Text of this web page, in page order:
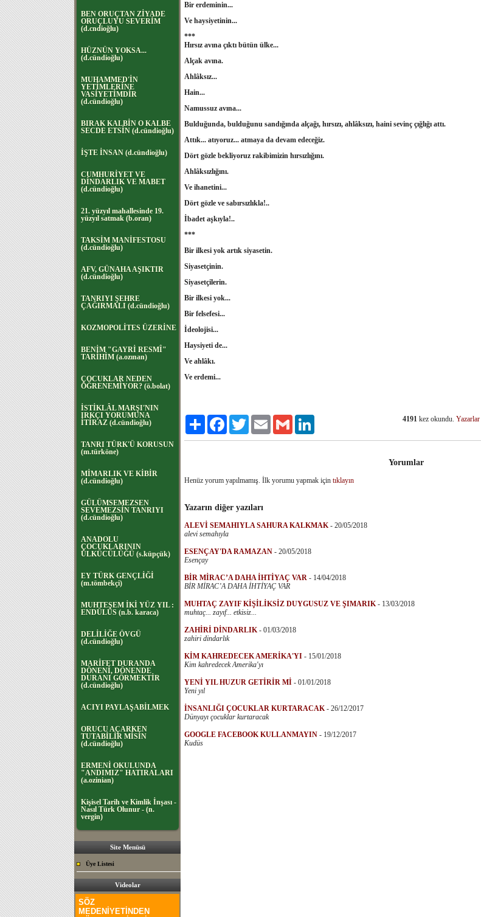
BEN ORUÇTAN ZİYADE
ORUÇLUYU SEVERİM
(d.cndioğlu)
HÜZNÜN YOKSA...
(d.cündioğlu)
MUHAMMED'İN
YETİMLERİNE
VASİYETİMDİR
(d.cündioğlu)
BIRAK KALBİN O KALBE
SECDE ETSİN (d.cündioğlu)
İŞTE İNSAN (d.cündioğlu)
CUMHURİYET VE
DİNDARLIK VE MABET
(d.cündioğlu)
21. yüzyıl mahallesinde 19.
yüzyıl satmak (b.oran)
TAKSİM MANİFESTOSU
(d.cündioğlu)
AFV, GÜNAHA AŞIKTIR
(d.cündioğlu)
TANRIYI ŞEHRE
ÇAĞIRMALI (d.cündioğlu)
KOZMOPOLİTES ÜZERİNE
BENİM "GAYRİ RESMÎ"
TARİHİM (a.ozınan)
ÇOCUKLAR NEDEN
ÖĞRENEMİYOR? (ö.bolat)
İSTİKLÂL MARŞI'NIN
IRKÇI YORUMUNA
İTİRAZ (d.cündioğlu)
TANRI TÜRK'Ü KORUSUN
(m.türköne)
MİMARLIK VE KİBİR
(d.cündioğlu)
GÜLÜMSEMEZSEN
SEVEMEZSİN TANRIYI
(d.cündioğlu)
ANADOLU
ÇOCUKLARININ
ÜLKÜCÜLÜĞÜ (s.küpçük)
EY TÜRK GENÇLİĞİ
(m.tömbekçi)
MUHTEŞEM İKİ YÜZ YIL :
ENDÜLÜS (n.b. karaca)
DELİLİĞE ÖVGÜ
(d.cündioğlu)
MARİFET DURANDA
DÖNENİ, DÖNENDE
DURANI GÖRMEKTİR
(d.cündioğlu)
ACIYI PAYLAŞABİLMEK
ORUCU AÇARKEN
TUTABİLİR MİSİN
(d.cündioğlu)
ERMENİ OKULUNDA
"ANDIMIZ" HATIRALARI
(a.ozinian)
Kişisel Tarih ve Kimlik İnşası -
Nasıl Türk Olunur - (n.
vergin)
Site Menüsü
Üye Listesi
Videolar
SÖZ
MEDENİYETİNDEN
Bir erdeminin...
Ve haysiyetinin...
***
Hırsız avına çıktı bütün ülke...
Alçak avına.
Ahlâksız...
Hain...
Namussuz avına...
Bulduğunda, bulduğunu sandığında alçağı, hırsızı, ahlâksızı, haini sevinç çığlığı attı.
Attık... atıyoruz... atmaya da devam edeceğiz.
Dört gözle bekliyoruz rakibimizin hırsızlığını.
Ahlâksızlığını.
Ve ihanetini...
Dört gözle ve sabırsızlıkla!..
İbadet aşkıyla!..
***
Bir ilkesi yok artık siyasetin.
Siyasetçinin.
Siyasetçilerin.
Bir ilkesi yok...
Bir felsefesi...
İdeolojisi...
Haysiyeti de...
Ve ahlâkı.
Ve erdemi...
Paylaş FacebookTwitter Email Gmail 4191 kez okundu.Yazarlar
Yorumlar
Henüz yorum yapılmamış. İlk yorumu yapmak için tıklayın
Yazarın diğer yazıları
ALEVİ SEMAHIYLA SAHURA KALKMAK - 20/05/2018
alevi semahıyla
ESENÇAY'DA RAMAZAN - 20/05/2018
Esençay
BİR MİRAC’A DAHA İHTİYAÇ VAR - 14/04/2018
BİR MİRAC’A DAHA İHTİYAÇ VAR
MUHTAÇ ZAYIF KİŞİLİKSİZ DUYGUSUZ VE ŞIMARIK - 13/03/2018
muhtaç... zayıf... etkisiz...
ZAHİRİ DİNDARLIK - 01/03/2018
zahiri dindarlık
KİM KAHREDECEK AMERİKA'YI - 15/01/2018
Kim kahredecek Amerika'yı
YENİ YIL HUZUR GETİRİR Mİ - 01/01/2018
Yeni yıl
İNSANLIĞI ÇOCUKLAR KURTARACAK - 26/12/2017
Dünyayı çocuklar kurtaracak
GOOGLE FACEBOOK KULLANMAYIN - 19/12/2017
Kudüs